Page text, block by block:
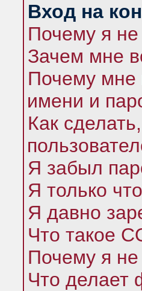
Вход на
Почему я не
Зачем мне
Почему мне
имени и
Как
Я забыл
Я только
Я давно
Что такое
Почему я не
Что делает